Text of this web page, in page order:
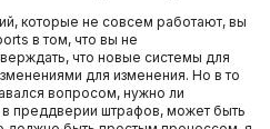
которые не совсем работают, вы
в том, что вы не
что новые системы для
для изменения. Но в то
вопросом, нужно ли
преддверии штрафов, может быть